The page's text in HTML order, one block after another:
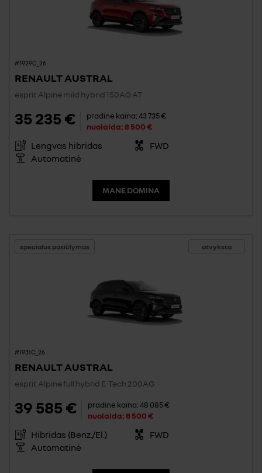
#1929C_26
RENAULT AUSTRAL
esprit Alpine mild hybrid 150AG AT
35 235 € pradinė kaina:43 735 €
nuolaida:8 500 €
Lengvas hibridas
FWD
Automatinė
MANE DOMINA
atvyksta
specialus pasiūlymas
#1931C_26
RENAULT AUSTRAL
esprit Alpine full hybrid E-Tech 200AG
39 585 € pradinė kaina:48 085 €
nuolaida:8 500 €
Hibridas (Benz./El.)
FWD
Automatinė